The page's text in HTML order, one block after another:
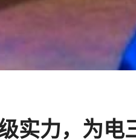
实力，为电